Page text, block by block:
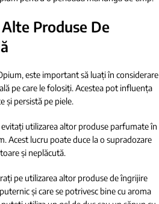
Produse De
este important să luați în considerare
pe care le folosiți. Acestea pot influența
și persistă pe piele.
utilizarea altor produse parfumate în
Acest lucru poate duce la o supradozare
și neplăcută.
pe utilizarea altor produse de îngrijire
și care se potrivesc bine cu aroma